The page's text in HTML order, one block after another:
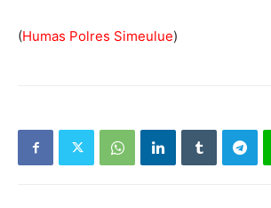
(Humas Polres Simeulue)